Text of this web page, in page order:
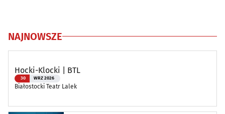
NAJNOWSZE
Hocki-Klocki | BTL
30 WRZ 2026
Białostocki Teatr Lalek